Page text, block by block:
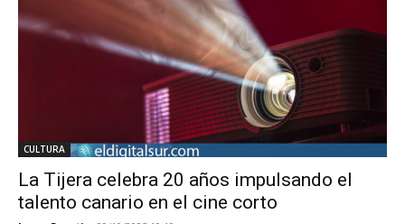
CULTURA
La Tijera celebra 20 años impulsando el
talento canario en el cine corto